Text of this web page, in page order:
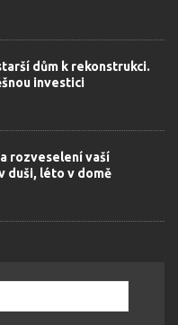
dům k rekonstrukci.
investici
rozveselení vaší
duši, léto v domě